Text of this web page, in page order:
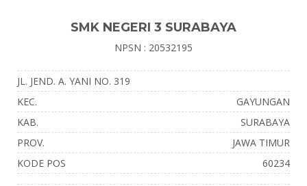
SMK NEGERI 3 SURABAYA
NPSN : 20532195
JL. JEND. A. YANI NO. 319
KEC.
GAYUNGAN
KAB.
SURABAYA
PROV.
JAWA TIMUR
KODE POS
60234